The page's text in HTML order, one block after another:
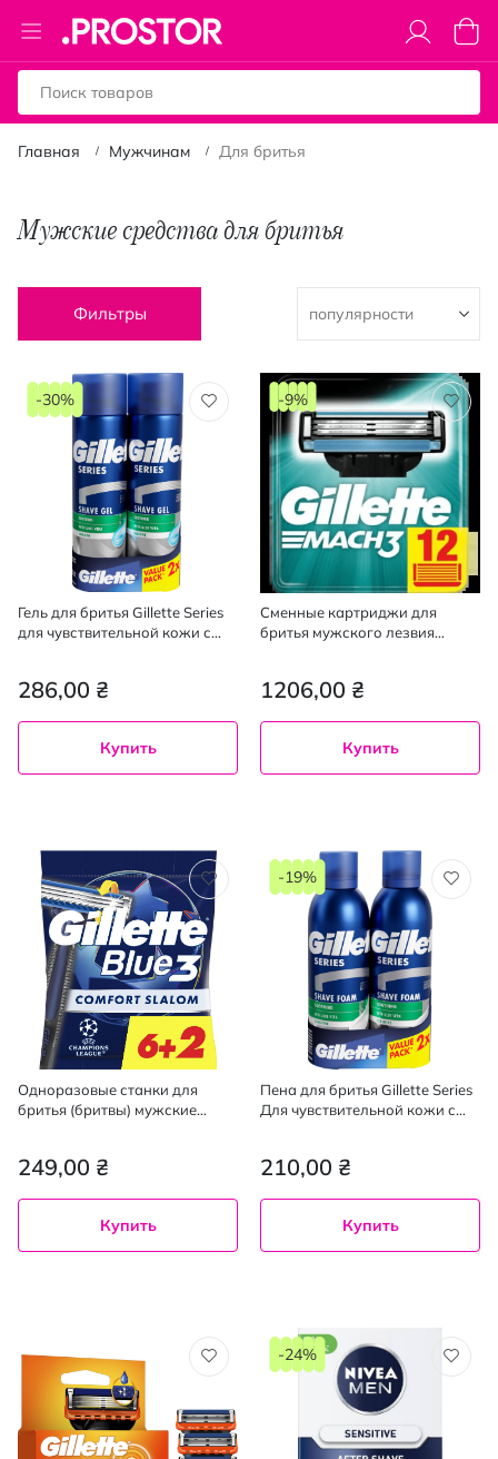
Toggle
Nav
Моя
Главная Мужчинам Для бритья
Мужские средства для бритья
Фильтры
Гель для бритья Gillette Series
для чувствительной кожи с
286,00 ₴
-30%
Купить
Сменные картриджи для
бритья мужского лезвия
1206,00 ₴
-9%
Купить
Одноразовые станки для
бритья (бритвы) мужские
249,00 ₴
Купить
Пена для бритья Gillette Series
Для чувствительной кожи с
210,00 ₴
-19%
Купить
-24%